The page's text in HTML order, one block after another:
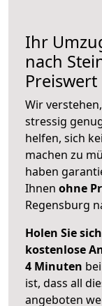
Ihr
nach
Preiswert
Wir
stressig
helfen, sich
machen zu
haben
Ihnen ohne
Regensburg
Holen Sie
kostenlose
4 Minuten
ist, dass all
angeboten